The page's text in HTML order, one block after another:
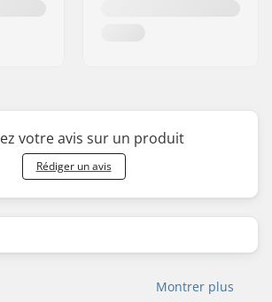
votre avis sur un produit
Rédiger un avis
Montrer plus